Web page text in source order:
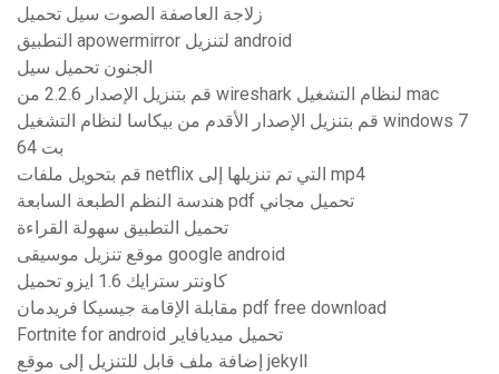
زلاجة العاصفة الصوت سيل تحميل
التطبيق apowermirror لتنزيل android
الجنون تحميل سيل
قم بتنزيل الإصدار 2.2.6 من wireshark لنظام التشغيل mac
قم بتنزيل الإصدار الأقدم من بيكاسا لنظام التشغيل windows 7
64 بت
قم بتحويل ملفات netflix التي تم تنزيلها إلى mp4
هندسة النظم الطبعة السابعة pdf تحميل مجاني
تحميل التطبيق سهولة القراءة
موقع تنزيل موسيقى google android
كاونتر سترايك 1.6 ايزو تحميل
مقابلة الإقامة جيسيكا فريدمان pdf free download
Fortnite for android تحميل ميديافاير
إضافة ملف قابل للتنزيل إلى موقع jekyll